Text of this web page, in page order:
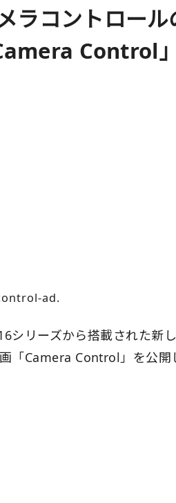
ラコントロール
Control
シリーズから搭載された新
「Camera Control」を公開